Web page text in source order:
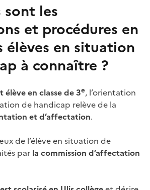
sont les
et procédures en
élèves en situation
à connaître ?
en classe de 3e, l’orientation
de handicap relève de la
et d’affectation.
de l’élève en situation de
par la commission d’affectation